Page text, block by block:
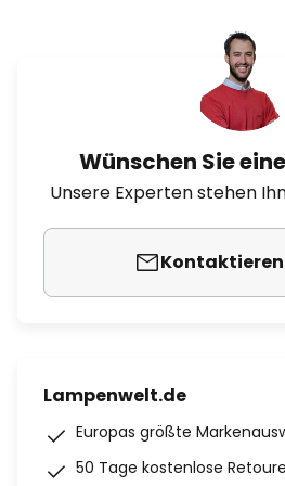
Wünschen Sie
Unsere Experten stehen
Kontaktieren
Lampenwelt.de
Europas größte
50 Tage kostenlose Retoure